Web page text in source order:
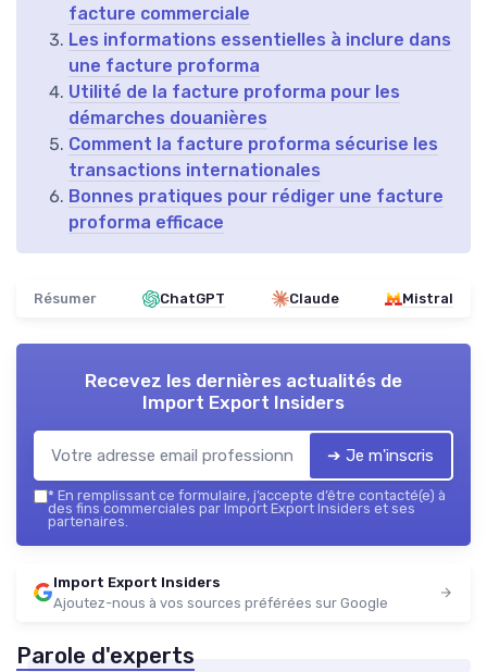
facture commerciale
Les informations essentielles à inclure dans
une facture proforma
Utilité de la facture proforma pour les
démarches douanières
Comment la facture proforma sécurise les
transactions internationales
Bonnes pratiques pour rédiger une facture
proforma efficace
Résumer ChatGPT Claude Mistral
Recevez les dernières actualités de
Import Export Insiders
➔ Je m'inscris
* En remplissant ce formulaire, j’accepte d’être contacté(e) à
des fins commerciales par Import Export Insiders et ses
partenaires.
Import Export Insiders
Ajoutez-nous à vos sources préférées sur Google
Parole d'experts